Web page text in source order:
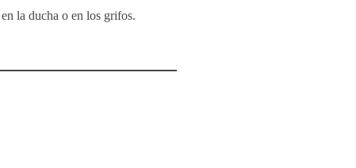
la ducha o en los grifos.